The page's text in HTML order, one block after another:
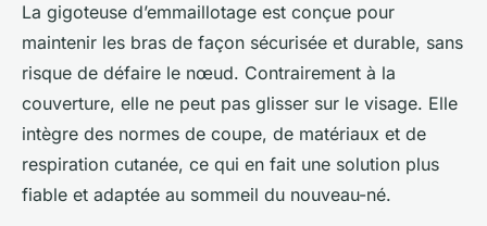
La gigoteuse d’emmaillotage est conçue pour
maintenir les bras de façon sécurisée et durable, sans
risque de défaire le nœud. Contrairement à la
couverture, elle ne peut pas glisser sur le visage. Elle
intègre des normes de coupe, de matériaux et de
respiration cutanée, ce qui en fait une solution plus
fiable et adaptée au sommeil du nouveau-né.